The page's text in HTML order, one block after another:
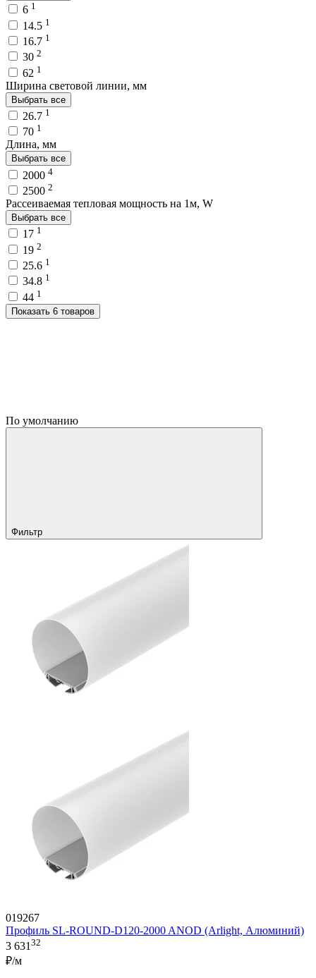
6 1
14.5 1
16.7 1
30 2
62 1
Ширина световой линии, мм
Выбрать все
26.7 1
70 1
Длина, мм
Выбрать все
2000 4
2500 2
Рассеиваемая тепловая мощность на 1м, W
Выбрать все
17 1
19 2
25.6 1
34.8 1
44 1
Показать 6 товаров
По умолчанию
Фильтр
019267
Профиль SL-ROUND-D120-2000 ANOD (Arlight, Алюминий)
3 631 32
₽/м